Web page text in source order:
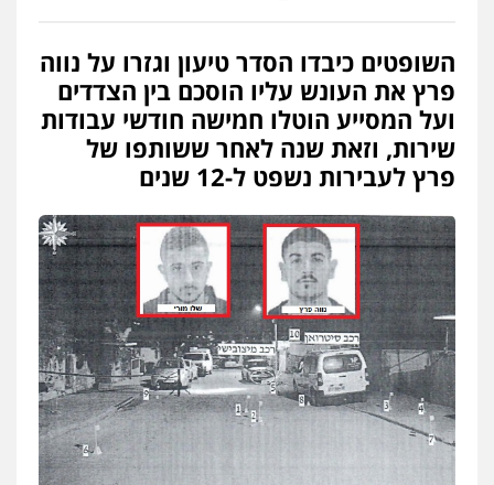
0507206063
עו"ד זוהר ארבל
פלילי פשיעה חמורה מעצרים וחקירות
קטינים
עו"ד אסף דוק
פלילי עבירות מין סמים והימורים פשיעה
חמורה חקירות ומעצרים צווארון לבן והונאה
0526885006
עו"ד שלי גורביץ – לוי
משפט פלילי פשיעה חמורה מעצרים
צבאי תעבורה
השופטים כיבדו הסדר טיעון וגזרו על נווה
פרץ את העונש עליו הוסכם בין הצדדים
ועל המסייע הוטלו חמישה חודשי עבודות
שירות, וזאת שנה לאחר ששותפו של
פרץ לעבירות נשפט ל-12 שנים